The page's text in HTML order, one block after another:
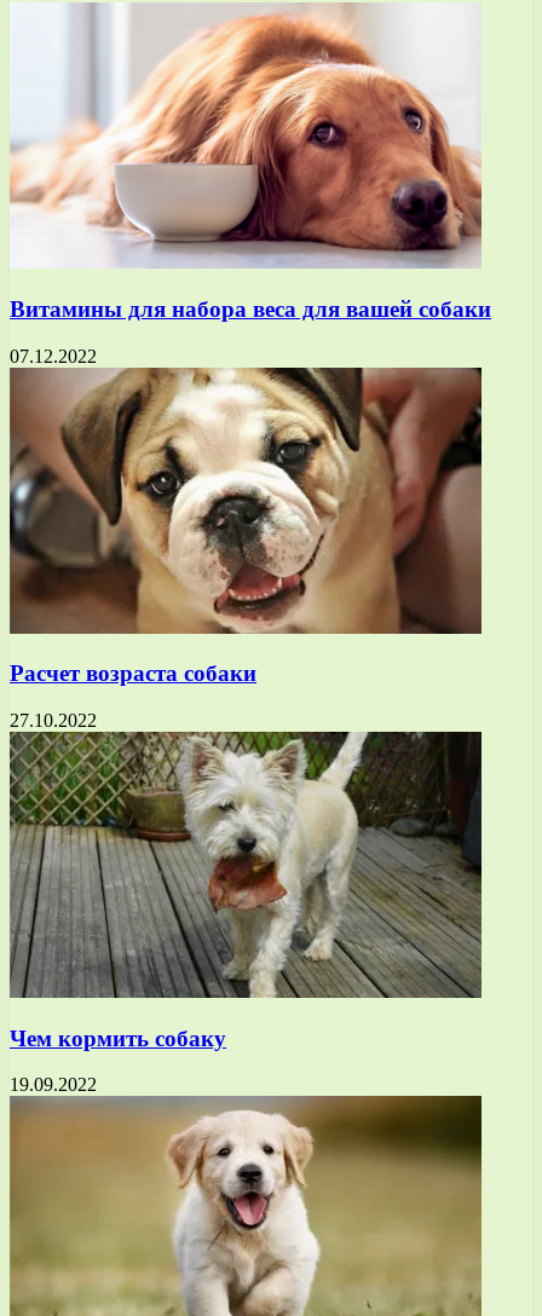
Витамины для набора веса для вашей собаки
07.12.2022
Расчет возраста собаки
27.10.2022
Чем кормить собаку
19.09.2022